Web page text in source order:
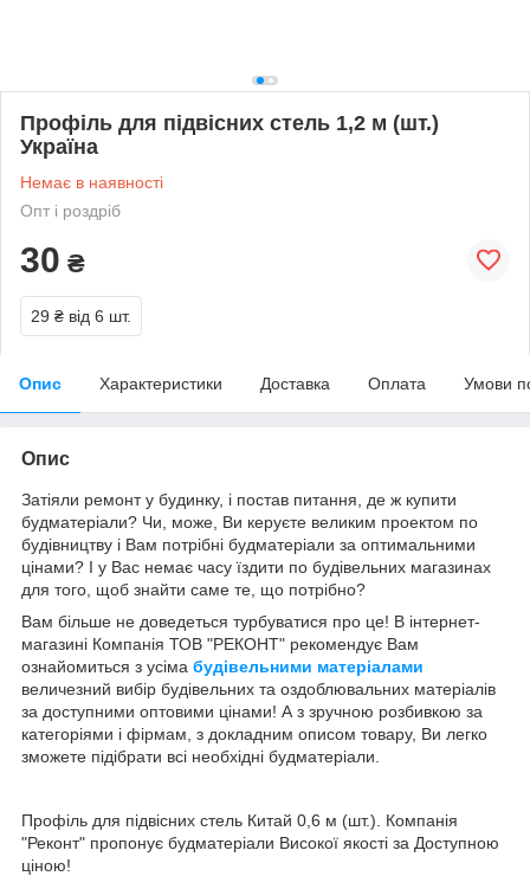
Профіль для підвісних стель 1,2 м (шт.)
Україна
Немає в наявності
Опт і роздріб
30 ₴
29 ₴ від 6 шт.
Опис Характеристики Доставка Оплата Умови
Опис
Затіяли ремонт у будинку, і постав питання, де ж купити
будматеріали? Чи, може, Ви керуєте великим проектом по
будівництву і Вам потрібні будматеріали за оптимальними
цінами? І у Вас немає часу їздити по будівельних магазинах
для того, щоб знайти саме те, що потрібно?
Вам більше не доведеться турбуватися про це! В інтернет-
магазині Компанія ТОВ "РЕКОНТ" рекомендує Вам
ознайомиться з усіма будівельними матеріалами
величезний вибір будівельних та оздоблювальних матеріалів
за доступними оптовими цінами! А з зручною розбивкою за
категоріями і фірмам, з докладним описом товару, Ви легко
зможете підібрати всі необхідні будматеріали.
Профіль для підвісних стель Китай 0,6 м (шт.). Компанія
"Реконт" пропонує будматеріали Високої якості за Доступною
ціною!